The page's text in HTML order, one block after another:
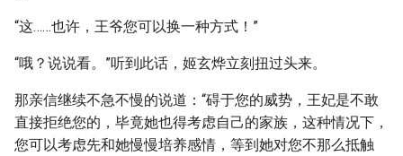
“这……也许，王爷您可以换一种方式！”
“哦？说说看。”听到此话，姬玄烨立刻扭过头来。
那亲信继续不急不慢的说道：“碍于您的威势，王妃是不敢
直接拒绝您的，毕竟她也得考虑自己的家族，这种情况下，
您可以考虑先和她慢慢培养感情，等到她对您不那么抵触